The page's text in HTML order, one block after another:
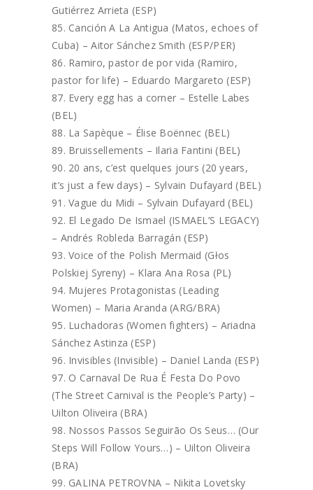
Gutiérrez Arrieta (ESP)
Canción A La Antigua (Matos, echoes of
Cuba) – Aitor Sánchez Smith (ESP/PER)
Ramiro, pastor de por vida (Ramiro,
pastor for life) – Eduardo Margareto (ESP)
Every egg has a corner – Estelle Labes
(BEL)
La Sapèque – Élise Boënnec (BEL)
Bruissellements – Ilaria Fantini (BEL)
20 ans, c’est quelques jours (20 years,
it’s just a few days) – Sylvain Dufayard (BEL)
Vague du Midi – Sylvain Dufayard (BEL)
El Legado De Ismael (ISMAEL’S LEGACY)
– Andrés Robleda Barragán (ESP)
Voice of the Polish Mermaid (Głos
Polskiej Syreny) – Klara Ana Rosa (PL)
Mujeres Protagonistas (Leading
Women) – Maria Aranda (ARG/BRA)
Luchadoras (Women fighters) – Ariadna
Sánchez Astinza (ESP)
Invisibles (Invisible) – Daniel Landa (ESP)
O Carnaval De Rua É Festa Do Povo
(The Street Carnival is the People’s Party) –
Uilton Oliveira (BRA)
Nossos Passos Seguirão Os Seus… (Our
Steps Will Follow Yours…) – Uilton Oliveira
(BRA)
GALINA PETROVNA – Nikita Lovetsky